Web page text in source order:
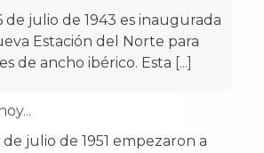
de julio de 1943 es inaugurada
Estación del Norte para
de ancho ibérico. Esta [...]
de julio de 1951 empezaron a